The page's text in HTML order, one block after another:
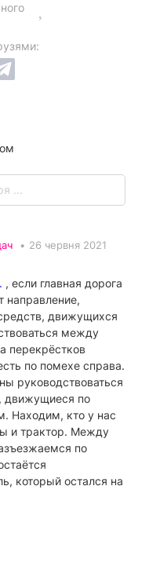
• 26 червня 2021
, если главная дорога
направление,
движущихся
между
перекрёстков
по помехе справа.
руководствоваться
движущиеся по
Находим, кто у нас
и трактор. Между
по
который остался на